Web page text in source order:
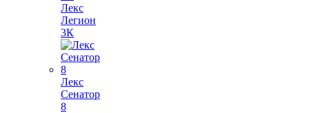
Лекс
Легион
3К
Лекс
Сенатор
8